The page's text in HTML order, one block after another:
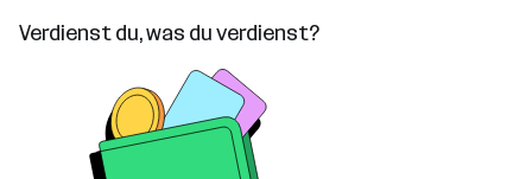
Verdienst du, was du verdienst?